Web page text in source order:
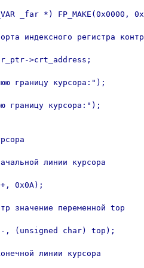
_far *) FP_MAKE(0x0000,
индексного регистра
>crt_address;
границу курсора:");
границу курсора:");
линии курсора
0x0A);
значение переменной top
, (unsigned char) top);
линии курсора